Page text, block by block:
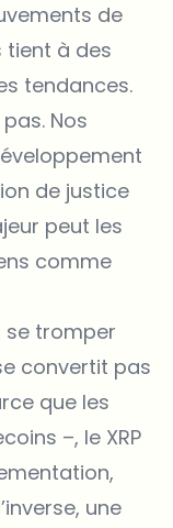
de
tient à des
tendances.
Nos
de justice
peut les
comme
se tromper
convertit pas
que les
–, le XRP
une